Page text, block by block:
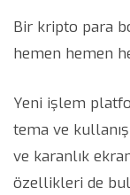
Bir kripto para
hemen hemen
Yeni işlem
tema ve
ve karanlık
özellikleri de